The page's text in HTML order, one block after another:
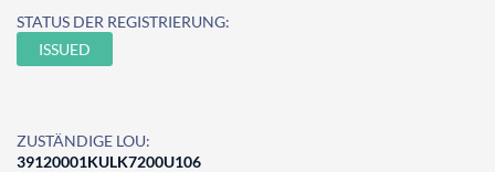
STATUS DER REGISTRIERUNG:
ISSUED
ZUSTÄNDIGE LOU:
39120001KULK7200U106